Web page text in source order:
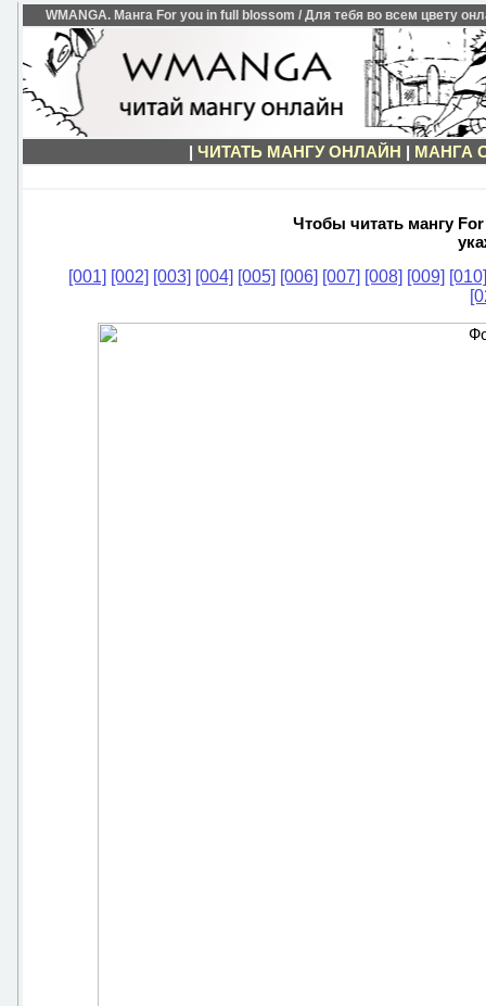
WMANGA. Манга For you in full blossom / Для тебя во всем цвету
| ЧИТАТЬ МАНГУ ОНЛАЙН | МАНГА
Чтобы читать мангу
[001] [002] [003] [004] [005] [006] [007] [008] [009] [010]